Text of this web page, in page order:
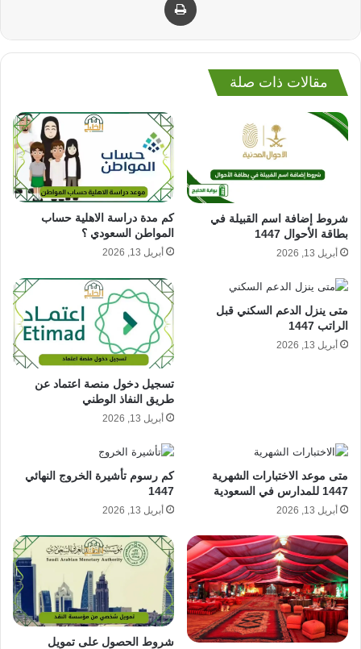
مقالات ذات صلة
شروط إضافة اسم القبيلة في
بطاقة الأحوال 1447
أبريل 13, 2026
كم مدة دراسة الاهلية حساب
المواطن السعودي ؟
أبريل 13, 2026
متى ينزل الدعم السكني قبل
الراتب 1447
أبريل 13, 2026
تسجيل دخول منصة اعتماد عن
طريق النفاذ الوطني
أبريل 13, 2026
متى موعد الاختبارات الشهرية
1447 للمدارس في السعودية
أبريل 13, 2026
كم رسوم تأشيرة الخروج النهائي
1447
أبريل 13, 2026
شروط الحصول على تمويل